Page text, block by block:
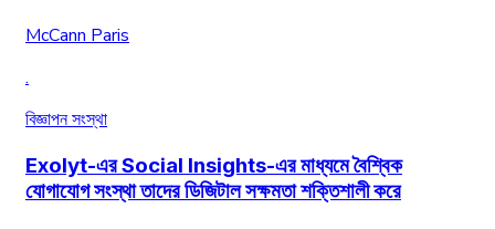
McCann Paris
.
বিজ্ঞাপন সংস্থা
Exolyt-এর Social Insights-এর মাধ্যমে বৈশ্বিক
যোগাযোগ সংস্থা তাদের ডিজিটাল সক্ষমতা শক্তিশালী করে